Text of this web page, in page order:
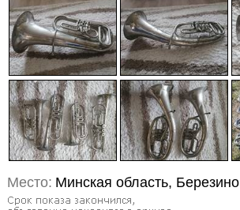
Место: Минская область, Березино